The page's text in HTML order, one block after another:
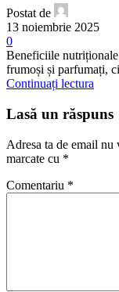
Postat de
13 noiembrie 2025
0
Beneficiile
frumoși și parfumați,
Continuați lectura
Lasă un răspuns
Adresa ta de email nu
marcate cu *
Comentariu *